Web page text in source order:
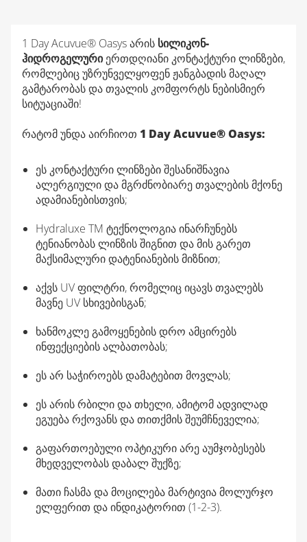
1 Day Acuvue® Oasys არის სილიკონ-
ჰიდროგელურიერთდღიანი კონტაქტური ლინზები,
რომლებიც უზრუნველყოფენ ჟანგბადის მაღალ
გამტარობას და თვალის კომფორტს ნებისმიერ
სიტუაციაში!
რატომ უნდა აირჩიოთ 1 Day Acuvue® Oasys:
ეს კონტაქტური ლინზები შესანიშნავია
ალერგიული და მგრძნობიარე თვალების მქონე
ადამიანებისთვის;
Hydraluxe TM ტექნოლოგია ინარჩუნებს
ტენიანობას ლინზის შიგნით და მის გარეთ
მაქსიმალური დატენიანების მიზნით;
აქვს UV ფილტრი, რომელიც იცავს თვალებს
მავნე UV სხივებისგან;
ხანმოკლე გამოყენების დრო ამცირებს
ინფექციების ალბათობას;
ეს არ საჭიროებს დამატებით მოვლას;
ეს არის რბილი და თხელი, ამიტომ ადვილად
ეგუება რქოვანს და თითქმის შეუმჩნეველია;
გაფართოებული ოპტიკური არე აუმჯობესებს
მხედველობას დაბალ შუქზე;
მათი ჩასმა და მოცილება მარტივია მოლურჯო
ელფერით და ინდიკატორით (1-2-3).